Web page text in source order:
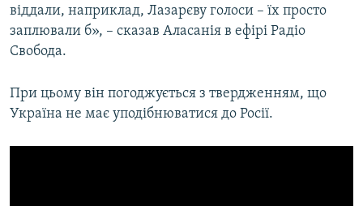
віддали, наприклад, Лазарєву голоси – їх просто
заплювали б», – сказав Аласанія в ефірі Радіо
Свобода.
При цьому він погоджується з твердженням, що
Україна не має уподібнюватися до Росії.